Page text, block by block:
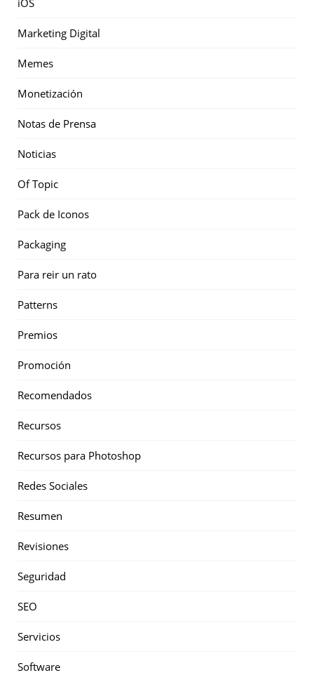
iOS
Marketing Digital
Memes
Monetización
Notas de Prensa
Noticias
Of Topic
Pack de Iconos
Packaging
Para reir un rato
Patterns
Premios
Promoción
Recomendados
Recursos
Recursos para Photoshop
Redes Sociales
Resumen
Revisiones
Seguridad
SEO
Servicios
Software